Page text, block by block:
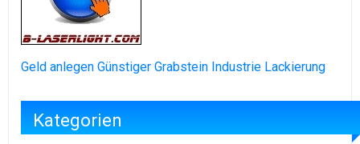
Geld anlegen Günstiger Grabstein Industrie Lackierung
Kategorien